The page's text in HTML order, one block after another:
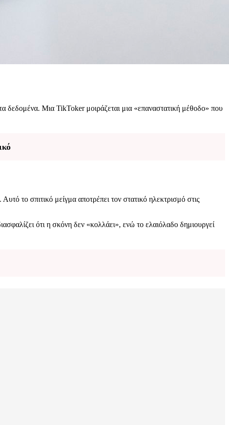
δεδομένα. Μια TikToker μοιράζεται μια «επαναστατική μέθοδο» που
. Αυτό το σπιτικό μείγμα αποτρέπει τον στατικό ηλεκτρισμό στις
ότι η σκόνη δεν «κολλάει», ενώ το ελαιόλαδο δημιουργεί